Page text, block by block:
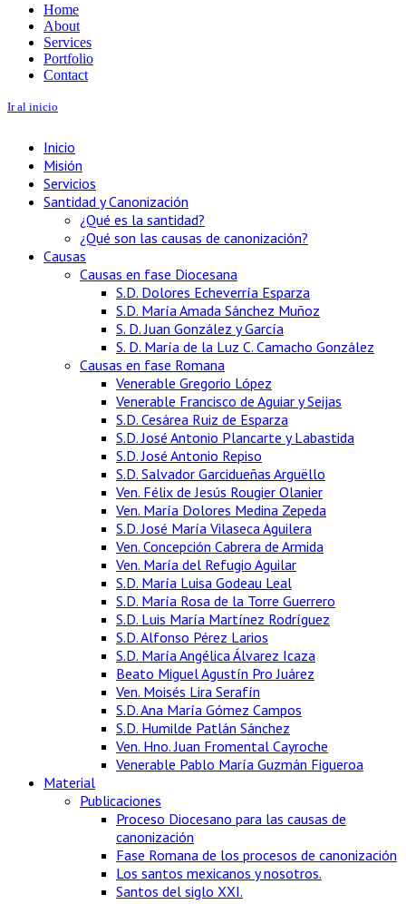
Home
About
Services
Portfolio
Contact
Ir al inicio
Inicio
Misión
Servicios
Santidad y Canonización
¿Qué es la santidad?
¿Qué son las causas de canonización?
Causas
Causas en fase Diocesana
S.D. Dolores Echeverría Esparza
S.D. María Amada Sánchez Muñoz
S. D. Juan González y García
S. D. María de la Luz C. Camacho González
Causas en fase Romana
Venerable Gregorio López
Venerable Francisco de Aguiar y Seijas
S.D. Cesárea Ruiz de Esparza
S.D. José Antonio Plancarte y Labastida
S.D. José Antonio Repiso
S.D. Salvador Garcidueñas Arguëllo
Ven. Félix de Jesús Rougier Olanier
Ven. María Dolores Medina Zepeda
S.D. José María Vilaseca Aguilera
Ven. Concepción Cabrera de Armida
Ven. María del Refugio Aguilar
S.D. María Luisa Godeau Leal
S.D. María Rosa de la Torre Guerrero
S.D. Luis María Martínez Rodríguez
S.D. Alfonso Pérez Larios
S.D. María Angélica Álvarez Icaza
Beato Miguel Agustín Pro Juárez
Ven. Moisés Lira Serafín
S.D. Ana María Gómez Campos
S.D. Humilde Patlán Sánchez
Ven. Hno. Juan Fromental Cayroche
Venerable Pablo María Guzmán Figueroa
Material
Publicaciones
Proceso Diocesano para las causas de
canonización
Fase Romana de los procesos de canonización
Los santos mexicanos y nosotros.
Santos del siglo XXI.